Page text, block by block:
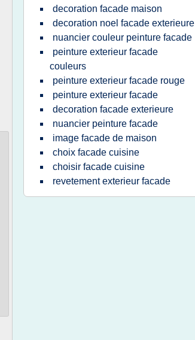
decoration facade maison
decoration noel facade exterieure
nuancier couleur peinture facade
peinture exterieur facade
couleurs
peinture exterieur facade rouge
peinture exterieur facade
decoration facade exterieure
nuancier peinture facade
image facade de maison
choix facade cuisine
choisir facade cuisine
revetement exterieur facade